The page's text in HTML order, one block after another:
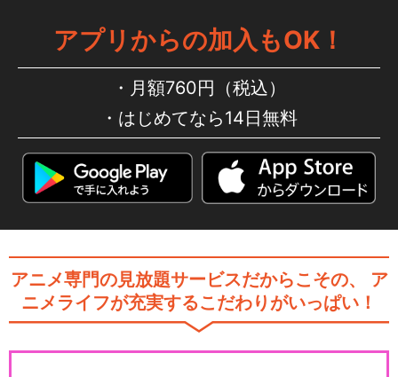
アプリからの加入もOK！
月額760円（税込）
はじめてなら14日無料
アニメ専門の見放題サービスだからこその、
ア
ニメライフが充実するこだわりがいっぱい！